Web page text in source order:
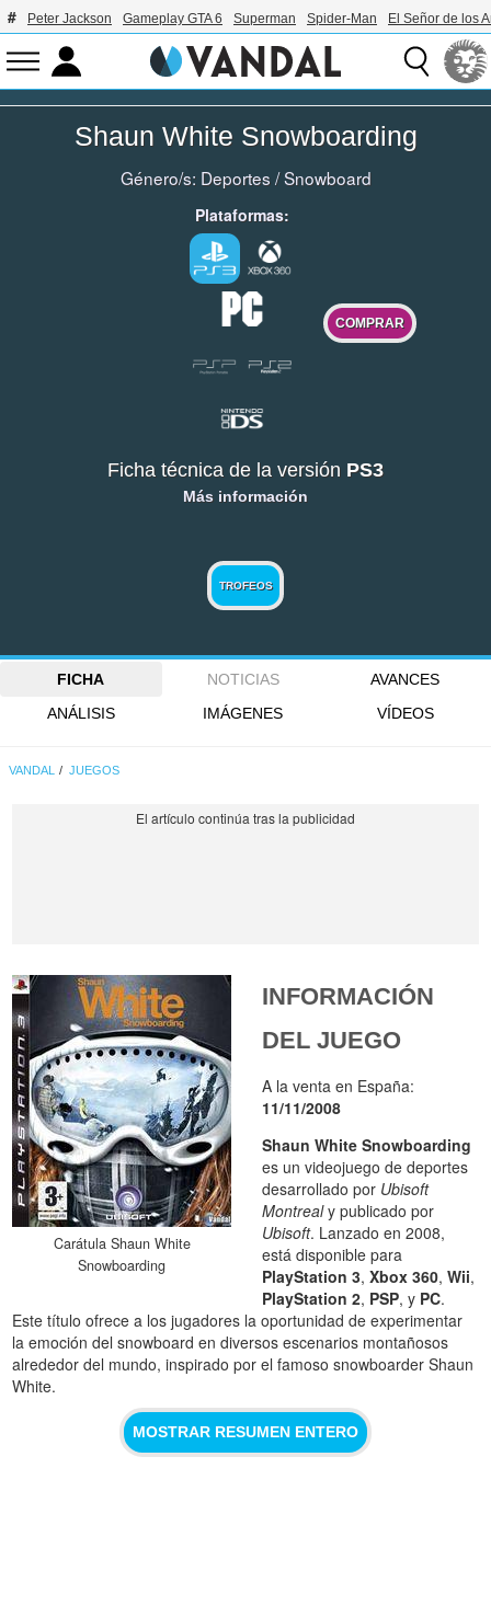
Peter Jackson Gameplay GTA 6 Superman Spider-Man El Señor de los
Shaun White Snowboarding
Género/s: Deportes/Snowboard
Plataformas:
COMPRAR
Ficha técnica de la versión PS3
Más información
TROFEOS
FICHA NOTICIAS
AVANCES
ANÁLISIS
IMÁGENES VÍDEOS
VANDAL JUEGOS
Carátula Shaun White
Snowboarding
INFORMACIÓN
DEL JUEGO
A la venta en España:
11/11/2008
Shaun White Snowboarding
es un videojuego de deportes
desarrollado por Ubisoft
Montrealy publicado por
Ubisoft. Lanzado en 2008,
está disponible para
PlayStation 3,Xbox 360,Wii,
PlayStation 2, PSP, y PC.
Este título ofrece a los jugadores la oportunidad de experimentar
la emoción del snowboard en diversos escenarios montañosos
alrededor del mundo, inspirado por el famoso snowboarder Shaun
White.
MOSTRAR RESUMEN ENTERO